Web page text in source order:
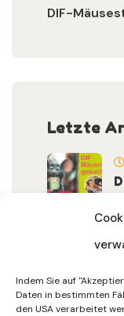
Indem Sie auf
Daten in bestimmten
den USA verarbeitet
DIF-
Letzte